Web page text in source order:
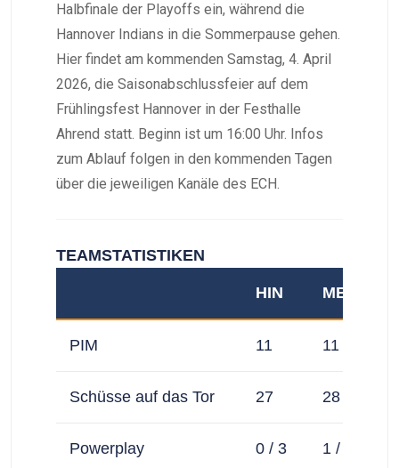
Halbfinale der Playoffs ein, während die
Hannover Indians in die Sommerpause gehen.
Hier findet am kommenden Samstag, 4. April
2026, die Saisonabschlussfeier auf dem
Frühlingsfest Hannover in der Festhalle
Ahrend statt. Beginn ist um 16:00 Uhr. Infos
zum Ablauf folgen in den kommenden Tagen
über die jeweiligen Kanäle des ECH.
TEAMSTATISTIKEN
HIN MEM
PIM 11 11
Schüsse auf das Tor 27 28
Powerplay 0 / 3 1 / 3